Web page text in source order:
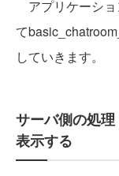
アプリケーショ
て
していきます。
サーバ側の処
表示する